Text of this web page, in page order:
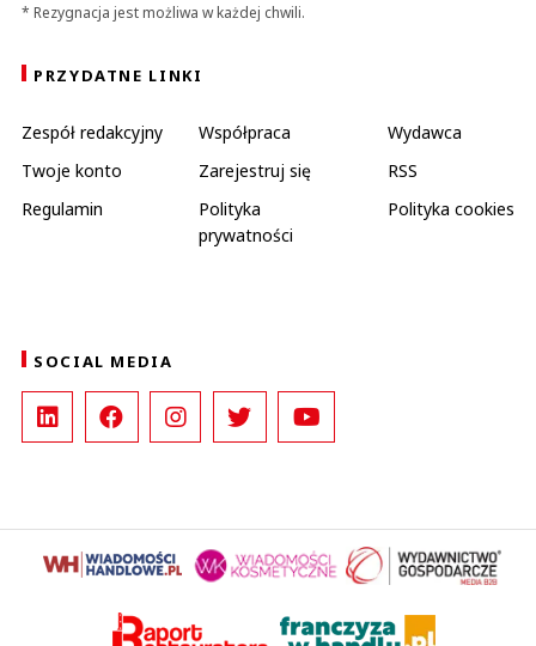
* Rezygnacja jest możliwa w każdej chwili.
PRZYDATNE LINKI
Zespół redakcyjny Współpraca
Wydawca
Twoje konto
Zarejestruj się
RSS
Regulamin
Polityka
prywatności
Polityka cookies
SOCIAL MEDIA